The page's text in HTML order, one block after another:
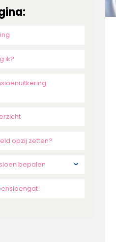
ik?
opzij zetten?
bepalen